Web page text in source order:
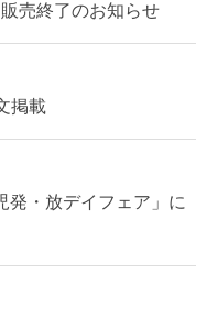
売終了のお知らせ
掲載
発・放デイフェア」に